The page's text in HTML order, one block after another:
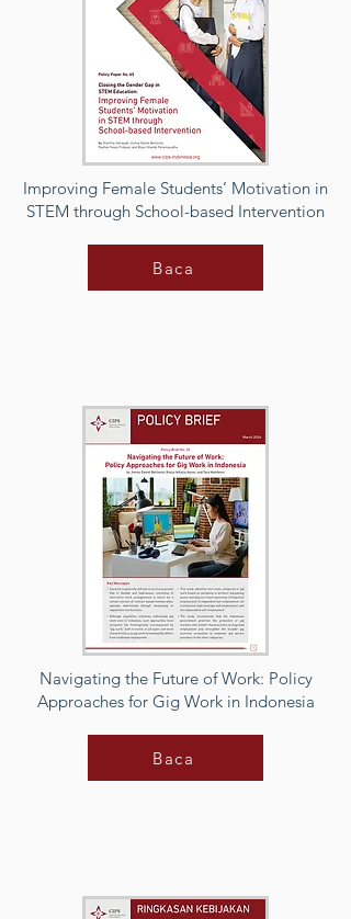
Improving Female Students’ Motivation in
STEM through School-based Intervention
Baca
Navigating the Future of Work: Policy
Approaches for Gig Work in Indonesia
Baca